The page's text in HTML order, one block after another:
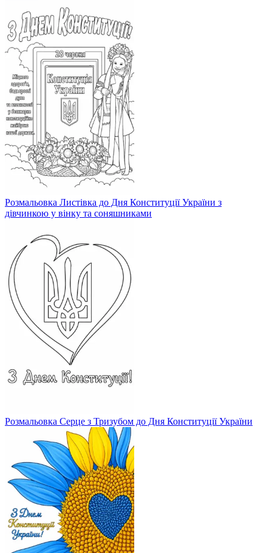
Розмальовка Листівка до Дня Конституції України з
дівчинкою у вінку та соняшниками
Розмальовка Серце з Тризубом до Дня Конституції України